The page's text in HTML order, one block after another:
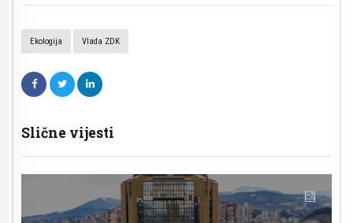
Ekologija Vlada ZDK
Slične vijesti